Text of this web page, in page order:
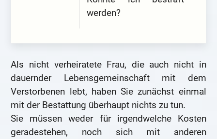
werden?
Als nicht verheiratete Frau, die auch nicht in
dauernder Lebensgemeinschaft mit dem
Verstorbenen lebt, haben Sie zunächst einmal
mit der Bestattung überhaupt nichts zu tun.
Sie müssen weder für irgendwelche Kosten
geradestehen, noch sich mit anderen